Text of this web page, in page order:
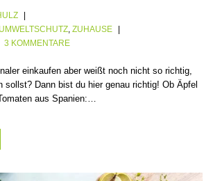
UMWELTSCHUTZ ZUHAUSE
3 KOMMENTARE
einkaufen aber weißt noch nicht so richtig,
sollst? Dann bist du hier genau richtig! Ob Äpfel
aus Spanien:…